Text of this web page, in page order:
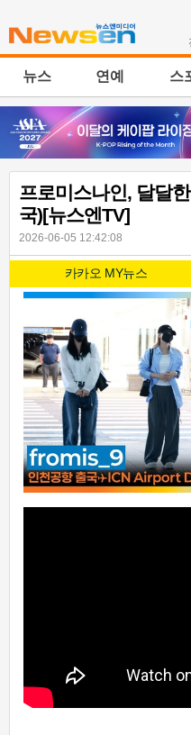
뉴스 연예 스
프로미스나인, 달달
국)[뉴스엔TV]
2026-06-05 12:42:08
카카오 MY뉴스